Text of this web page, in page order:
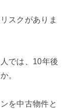
スクがありま
では、10年後
。
を中古物件と